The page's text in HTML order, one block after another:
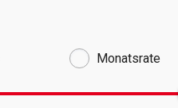
Monatsrate